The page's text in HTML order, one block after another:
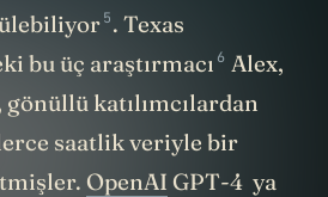
5. Texas
bu üç araştırmacı 6 Alex,
katılımcılardan
saatlik veriyle bir
OpenAI GPT-4 ya